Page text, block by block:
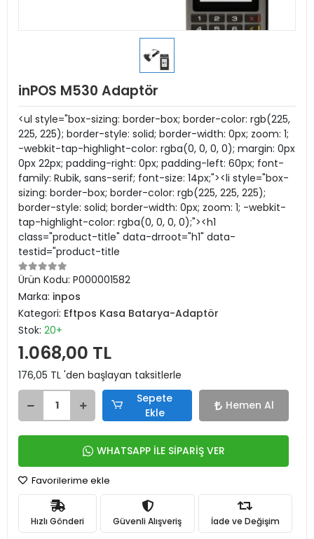
inPOS M530 Adaptör
<ul style="box-sizing: border-box; border-color: rgb(225,
225, 225); border-style: solid; border-width: 0px; zoom: 1;
-webkit-tap-highlight-color: rgba(0, 0, 0, 0); margin: 0px
0px 22px; padding-right: 0px; padding-left: 60px; font-
family: Rubik, sans-serif; font-size: 14px;"><li style="box-
sizing: border-box; border-color: rgb(225, 225, 225);
border-style: solid; border-width: 0px; zoom: 1; -webkit-
tap-highlight-color: rgba(0, 0, 0, 0);"><h1
class="product-title" data-drroot="h1" data-
testid="product-title
Ürün Kodu: P000001582
Marka: inpos
Kategori: Eftpos Kasa Batarya-Adaptör
Stok: 20+
1.068,00 TL
176,05 TL 'den başlayan taksitlerle
Sepete
Ekle
Hemen Al
WHATSAPP İLE SİPARİŞ VER
Favorilerime ekle
Hızlı Gönderi Güvenli Alışveriş İade ve Değişim